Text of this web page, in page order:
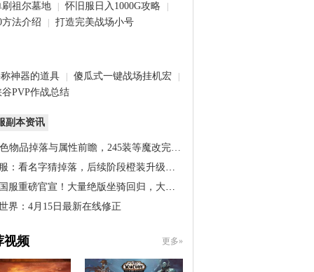
祖尔墓地 怀旧服日入1000G攻略
方法介绍 打造完美战场小号
神器的道具 傻瓜式一键战场挂机宏
PVP作战总结
副本资讯
物品掉落与属性前瞻，245装等魔改完…
：看名字猜掉落，后续阶段橙装升级道…
服重磅官宣！大量绝版坐骑回归，大米…
界：4月15日最新在线修正
视频 更多»